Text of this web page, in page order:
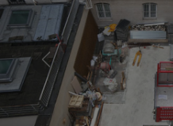
Previous